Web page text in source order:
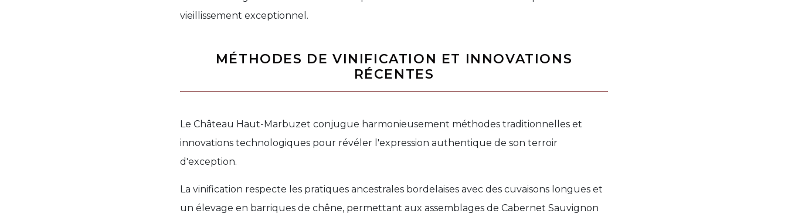
vieillissement exceptionnel.
MÉTHODES DE VINIFICATION ET INNOVATIONS
RÉCENTES
Le Château Haut-Marbuzet conjugue harmonieusement méthodes traditionnelles et
innovations technologiques pour révéler l'expression authentique de son terroir
d'exception.
La vinification respecte les pratiques ancestrales bordelaises avec des cuvaisons longues et
un élevage en barriques de chêne, permettant aux assemblages de Cabernet Sauvignon